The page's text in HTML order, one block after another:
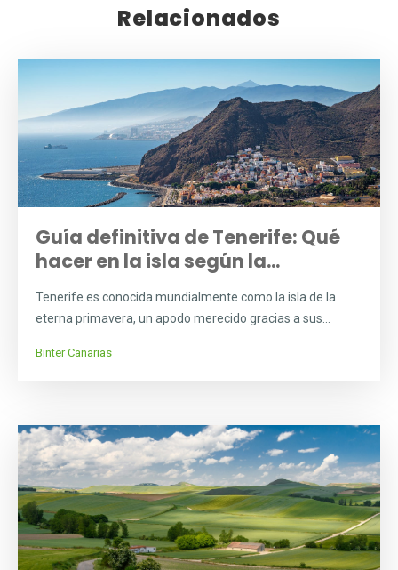
Relacionados
Guía definitiva de Tenerife: Qué
hacer en la isla según la...
Tenerife es conocida mundialmente como la isla de la
eterna primavera, un apodo merecido gracias a sus...
Binter Canarias